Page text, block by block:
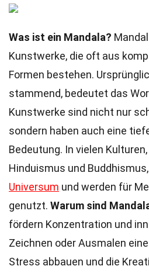
Was ist ein Mandala?
Kunstwerke, die oft aus
Formen bestehen.
stammend, bedeutet das
Kunstwerke sind nicht nur
sondern haben auch eine
Bedeutung. In vielen
Hinduismus und
Universum und werden für
genutzt. Warum sind
fördern Konzentration und
Zeichnen oder Ausmalen
Stress abbauen und die